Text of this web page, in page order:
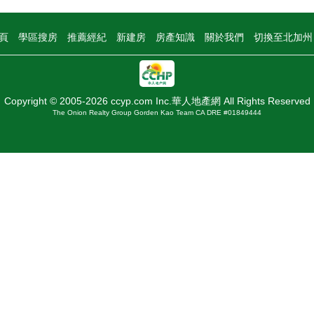
學區搜房 推薦經紀 新建房 房產知識 關於我們 切換至北加
Copyright © 2005-2026 ccyp.com Inc.華人地產網 All Rights Reserved
The Onion Realty Group Gorden Kao Team CA DRE #01849444